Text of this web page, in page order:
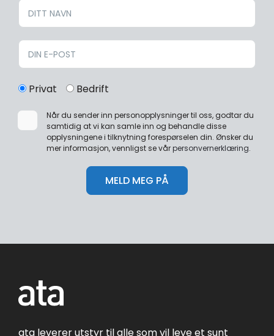
Privat Bedrift
Når du sender inn personopplysninger til oss, godtar du
samtidig at vi kan samle inn og behandle disse
opplysningene i tilknytning forespørselen din. Ønsker du
mer informasjon, vennligst se vårpersonvernerklæring.
ata leverer utstyr til alle som vil leve et sunt